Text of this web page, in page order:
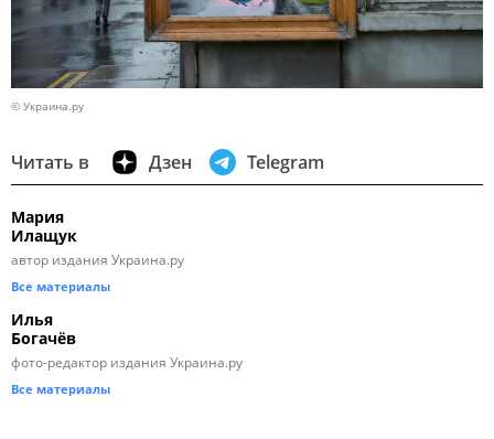
© Украина.ру
Читать в Дзен Telegram
Мария
Илащук
автор издания Украина.ру
Все материалы
Илья
Богачёв
фото-редактор издания Украина.ру
Все материалы